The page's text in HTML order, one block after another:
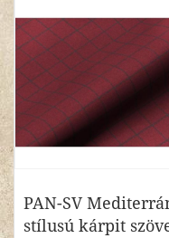
PAN-SV
stílusú kárpit